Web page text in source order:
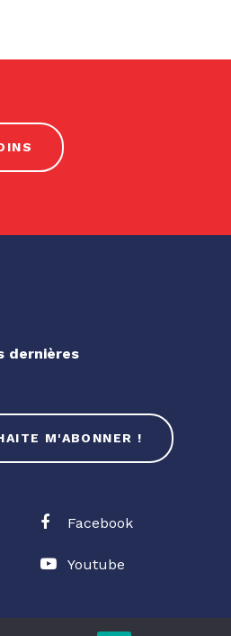
dernières
M'ABONNER !
Facebook
Youtube